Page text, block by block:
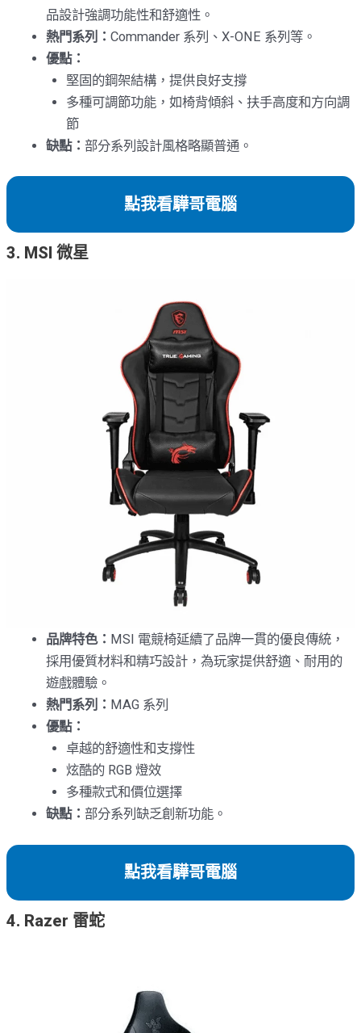
品設計強調功能性和舒適性。
熱門系列：Commander 系列、X-ONE 系列等。
優點：
堅固的鋼架結構，提供良好支撐
多種可調節功能，如椅背傾斜、扶手高度和方向調
節
缺點：部分系列設計風格略顯普通。
點我看驊哥電腦
3. MSI 微星
品牌特色： MSI 電競椅延續了品牌一貫的優良傳統，
採用優質材料和精巧設計，為玩家提供舒適、耐用的
遊戲體驗。
熱門系列： MAG 系列
優點：
卓越的舒適性和支撐性
炫酷的 RGB 燈效
多種款式和價位選擇
缺點：部分系列缺乏創新功能。
點我看驊哥電腦
4. Razer 雷蛇